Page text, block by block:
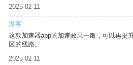
2025-02-11
游客
这款加速器app的加速效果一般，可以再提
区的线路。
2025-02-11